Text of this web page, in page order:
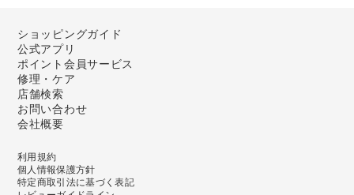
ショッピングガイド
公式アプリ
ポイント会員サービス
修理・ケア
店舗検索
お問い合わせ
会社概要
利用規約
個人情報保護方針
特定商取引法に基づく表記